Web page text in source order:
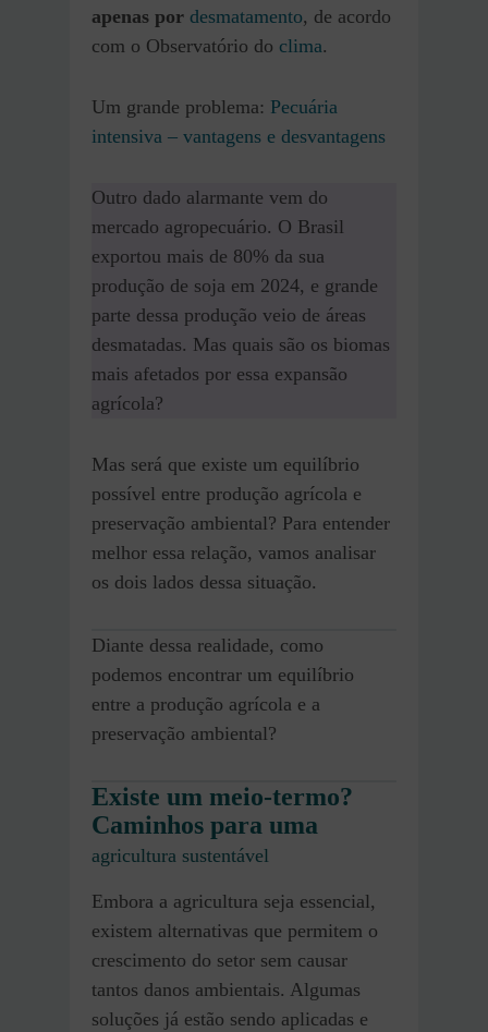
apenas por desmatamento, de acordo
com o Observatório do clima.
Um grande problema: Pecuária
intensiva – vantagens e desvantagens
Outro dado alarmante vem do
mercado agropecuário. O Brasil
exportou mais de 80% da sua
produção de soja em 2024, e grande
parte dessa produção veio de áreas
desmatadas. Mas quais são os biomas
mais afetados por essa expansão
agrícola?
Mas será que existe um equilíbrio
possível entre produção agrícola e
preservação ambiental? Para entender
melhor essa relação, vamos analisar
os dois lados dessa situação.
Diante dessa realidade, como
podemos encontrar um equilíbrio
entre a produção agrícola e a
preservação ambiental?
Existe um meio-termo?
Caminhos para uma
agricultura sustentável
Embora a agricultura seja essencial,
existem alternativas que permitem o
crescimento do setor sem causar
tantos danos ambientais. Algumas
soluções já estão sendo aplicadas e